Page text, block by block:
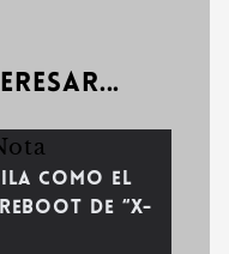
como el
de “X-